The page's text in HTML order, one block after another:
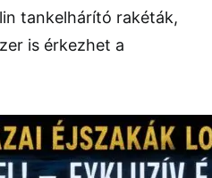
tankelhárító rakéták,
is érkezhet a